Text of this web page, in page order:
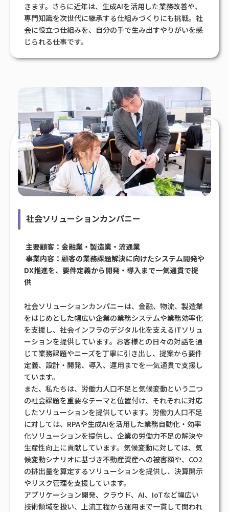
きます。さらに近年は、生成AIを活用した業務改善や、
専門知識を次世代に継承する仕組みづくりにも挑戦。社
会に役立つ仕組みを、自分の手で生み出すやりがいを感
じられる仕事です。
社会ソリューションカンパニー
主要顧客：金融業・製造業・流通業
事業内容：顧客の業務課題解決に向けたシステム開発や
DX推進を、要件定義から開発・導入まで一気通貫で提
供
社会ソリューションカンパニーは、金融、物流、製造業
をはじめとした幅広い企業の業務システムや業務効率化
を支援し、社会インフラのデジタル化を支えるITソリュ
ーションを提供しています。お客様との日々の対話を通
じて業務課題やニーズを丁寧に引き出し、提案から要件
定義、設計・開発、導入、運用までを一気通貫で支援し
ています。
また、私たちは、労働力人口不足と気候変動という二つ
の社会課題を重要なテーマと位置付け、それぞれに対応
したソリューションを提供しています。労働力人口不足
に対しては、RPAや生成AIを活用した業務自動化・効率
化ソリューションを提供し、企業の労働力不足の解決や
生産性向上に貢献しています。気候変動に対しては、気
候変動シナリオに基づき不動産資産への被害額や、CO2
の排出量を算定するソリューションを提供し、決算開示
やリスク管理を支援しています。
アプリケーション開発、クラウド、AI、IoTなど幅広い
技術領域を扱い、上流工程から運用まで一貫して関われ